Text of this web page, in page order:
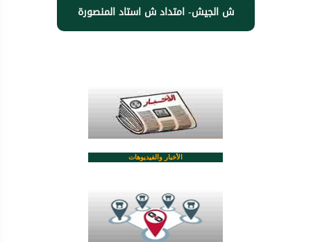
ش الجيش- امتداد ش استاد المنصورة
الأخبار والفيديوهات